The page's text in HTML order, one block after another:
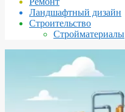
Ландшафтный дизайн
Строительство
Стройматериалы